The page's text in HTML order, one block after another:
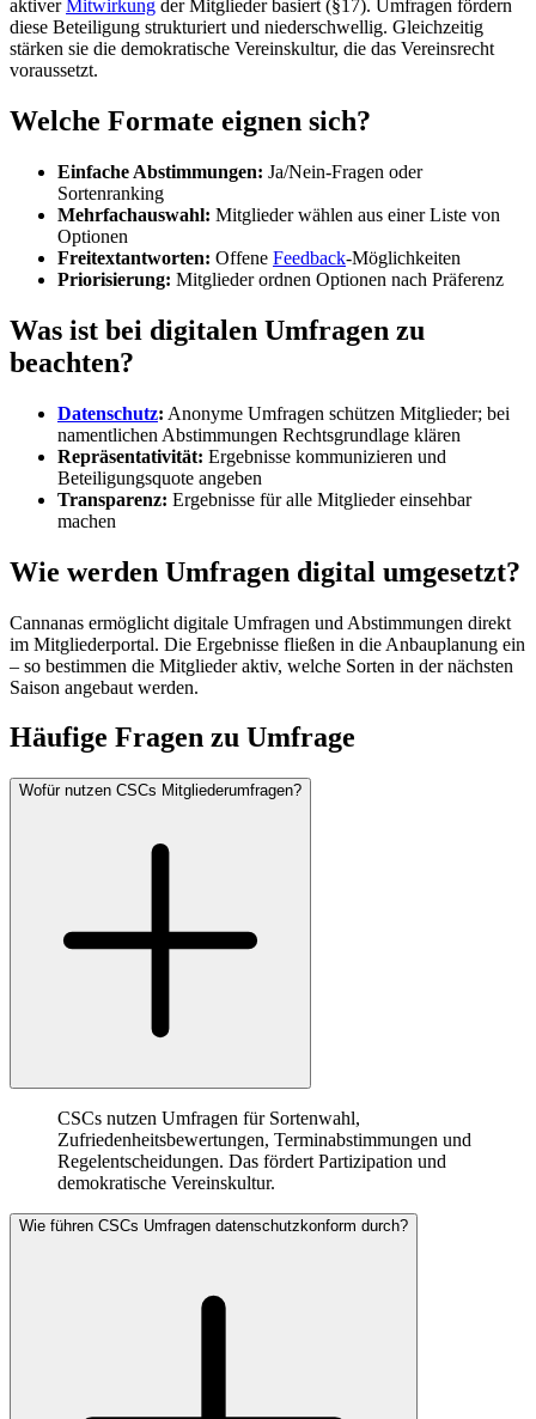
aktiver Mitwirkung der Mitglieder basiert (§17). Umfragen fördern
diese Beteiligung strukturiert und niederschwellig. Gleichzeitig
stärken sie die demokratische Vereinskultur, die das Vereinsrecht
voraussetzt.
Welche Formate eignen sich?
Einfache Abstimmungen: Ja/Nein-Fragen oder
Sortenranking
Mehrfachauswahl: Mitglieder wählen aus einer Liste von
Optionen
Freitextantworten: Offene Feedback-Möglichkeiten
Priorisierung: Mitglieder ordnen Optionen nach Präferenz
Was ist bei digitalen Umfragen zu
beachten?
Datenschutz: Anonyme Umfragen schützen Mitglieder; bei
namentlichen Abstimmungen Rechtsgrundlage klären
Repräsentativität: Ergebnisse kommunizieren und
Beteiligungsquote angeben
Transparenz: Ergebnisse für alle Mitglieder einsehbar
machen
Wie werden Umfragen digital umgesetzt?
Cannanas ermöglicht digitale Umfragen und Abstimmungen direkt
im Mitgliederportal. Die Ergebnisse fließen in die Anbauplanung ein
– so bestimmen die Mitglieder aktiv, welche Sorten in der nächsten
Saison angebaut werden.
Häufige Fragen zu Umfrage
Wofür nutzen CSCs Mitgliederumfragen?
CSCs nutzen Umfragen für Sortenwahl,
Zufriedenheitsbewertungen, Terminabstimmungen und
Regelentscheidungen. Das fördert Partizipation und
demokratische Vereinskultur.
Wie führen CSCs Umfragen datenschutzkonform durch?